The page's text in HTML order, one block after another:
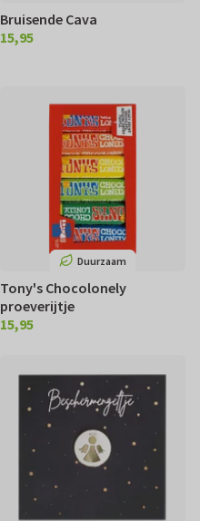
Bruisende Cava
€ 15,95
15,95
Duurzaam
Tony's Chocolonely
proeverijtje
€ 15,95
15,95